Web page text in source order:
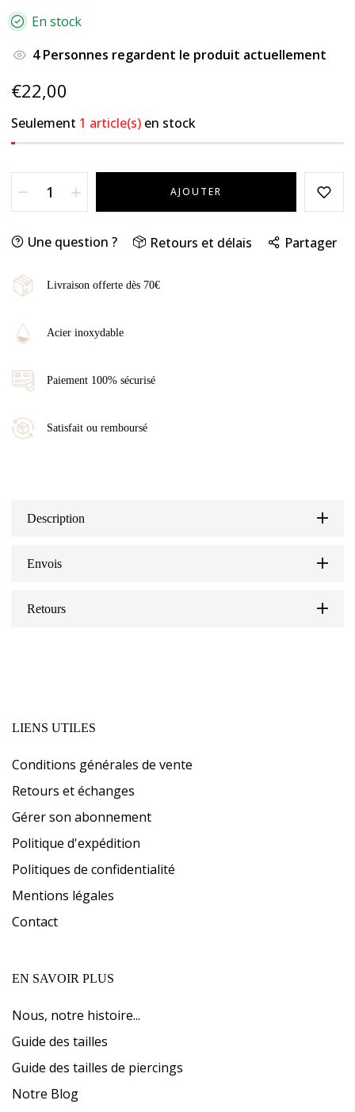
En stock
4Personnes regardent le produit actuellement
€22,00
Seulement 1 article(s) en stock
AJOUTER
Une question ? Retours et délais Partager
Livraison offerte dès 70€
Acier inoxydable
Paiement 100% sécurisé
Satisfait ou remboursé
Description
Envois
Retours
LIENS UTILES
Conditions générales de vente
Retours et échanges
Gérer son abonnement
Politique d'expédition
Politiques de confidentialité
Mentions légales
Contact
EN SAVOIR PLUS
Nous, notre histoire...
Guide des tailles
Guide des tailles de piercings
Notre Blog